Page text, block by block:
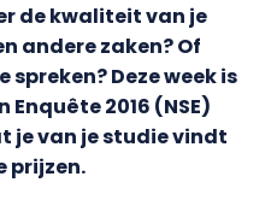
de kwaliteit van je
andere zaken? Of
spreken? Deze week is
2016 (NSE)
je van je studie vindt
prijzen.